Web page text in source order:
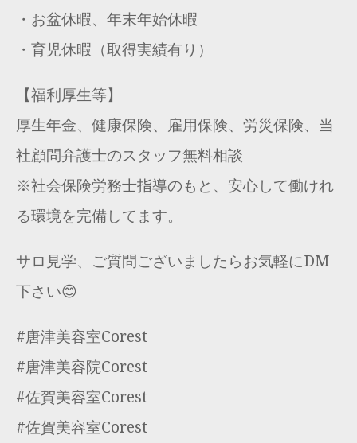
・お盆休暇、年末年始休暇
・育児休暇（取得実績有り）
【福利厚生等】
厚生年金、健康保険、雇用保険、労災保険、当
社顧問弁護士のスタッフ無料相談
※社会保険労務士指導のもと、安心して働けれ
る環境を完備してます。
サロ見学、ご質問ございましたらお気軽にDM
下さい😊
#唐津美容室Corest
#唐津美容院Corest
#佐賀美容室Corest
#佐賀美容室Corest